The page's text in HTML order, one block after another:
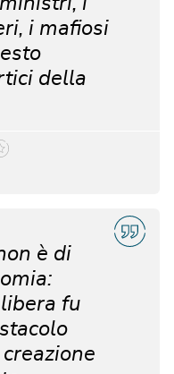
i mafiosi
della
è di
fu